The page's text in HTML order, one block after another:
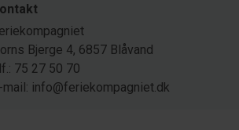
Bjerge 4, 6857 Blåvand
75 27 50 70
mail: info@feriekompagniet.dk